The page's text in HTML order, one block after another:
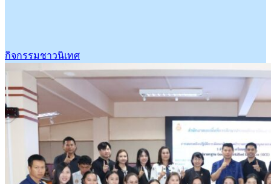
กิจกรรมชาวนิเทศ